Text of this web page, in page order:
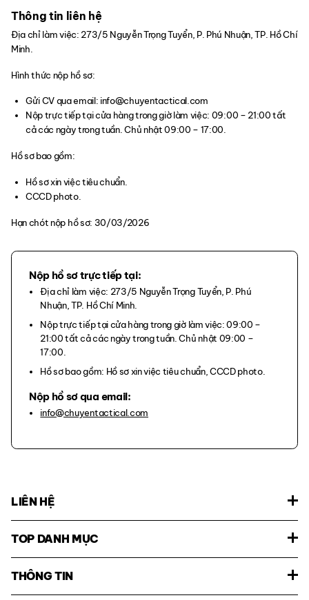
Nộp hồ sơ trực tiếp tại:
Địa chỉ làm việc: 273/5 Nguyễn Trọng Tuyển, P. Phú
Nhuận, TP. Hồ Chí Minh.
Nộp trực tiếp tại cửa hàng trong giờ làm việc: 09:00 –
21:00 tất cả các ngày trong tuần. Chủ nhật 09:00 –
17:00.
Hồ sơ bao gồm: Hồ sơ xin việc tiêu chuẩn, CCCD photo.
Nộp hồ sơ qua email:
info@chuyentactical.com
Thông tin liên hệ
Địa chỉ làm việc: 273/5 Nguyễn Trọng Tuyển, P. Phú Nhuận, TP. Hồ Chí
Minh.
Hình thức nộp hồ sơ:
Gửi CV qua email: info@chuyentactical.com
Nộp trực tiếp tại cửa hàng trong giờ làm việc: 09:00 – 21:00 tất
cả các ngày trong tuần. Chủ nhật 09:00 – 17:00.
Hồ sơ bao gồm:
Hồ sơ xin việc tiêu chuẩn.
CCCD photo.
Hạn chót nộp hồ sơ: 30/03/2026
LIÊN HỆ
TOP DANH MỤC
THÔNG TIN